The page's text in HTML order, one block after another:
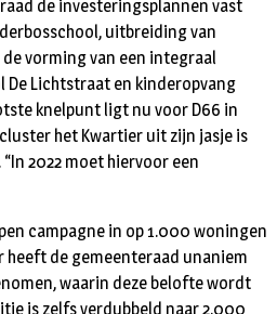
de investeringsplannen vast
uitbreiding van
de vorming van een integraal
De Lichtstraat en kinderopvang
knelpunt ligt nu voor D66 in
het Kwartier uit zijn jasje is
2022 moet hiervoor een
campagne in op 1.000 woningen
heeft de gemeenteraad unaniem
waarin deze belofte wordt
is zelfs verdubbeld naar 2.000